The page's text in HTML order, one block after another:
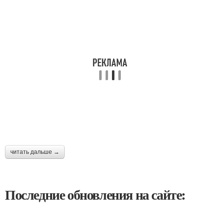
читать дальше →
Последние обновления на сайте: